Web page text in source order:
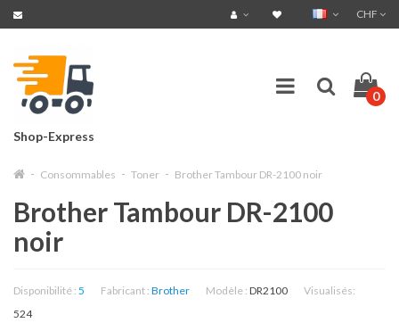
CHF
Shop-Express
0
Consommables Toner Brother Tambour DR-2100 noir
Brother Tambour DR-2100
noir
Disponibilité : 5 Fabricant : Brother Modèle : DR2100
Visualisés:
524